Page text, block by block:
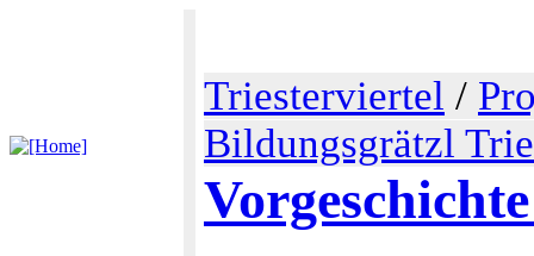
Triesterviertel /
Bildungsgrätzl